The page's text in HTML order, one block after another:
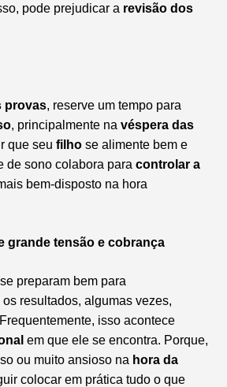
pode prejudicar a revisão dos
provas, reserve um tempo para
, principalmente na véspera das
que seu filho se alimente bem e
de sono colabora para controlar a
bem-disposto na hora
grande tensão e cobrança
se preparam bem para
os resultados, algumas vezes,
isso acontece
em que ele se encontra. Porque,
ou muito ansioso na hora da
colocar em prática tudo o que